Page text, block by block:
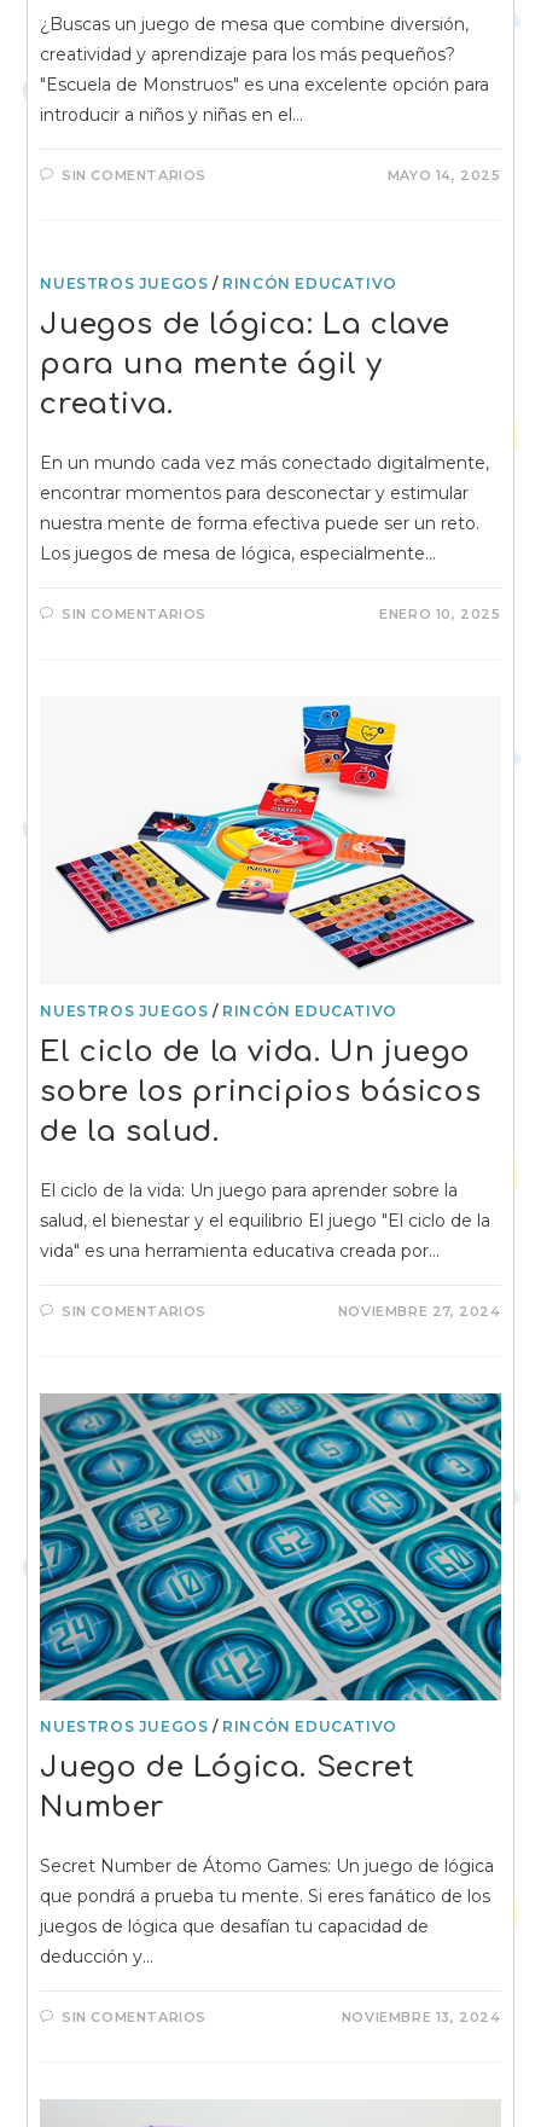
¿Buscas un juego de mesa que combine diversión,
creatividad y aprendizaje para los más pequeños?
"Escuela de Monstruos" es una excelente opción para
introducir a niños y niñas en el…
SIN COMENTARIOS MAYO 14, 2025
NUESTROS JUEGOS / RINCÓN EDUCATIVO
Juegos de lógica: La clave
para una mente ágil y
creativa.
En un mundo cada vez más conectado digitalmente,
encontrar momentos para desconectar y estimular
nuestra mente de forma efectiva puede ser un reto.
Los juegos de mesa de lógica, especialmente…
SIN COMENTARIOS ENERO 10, 2025
NUESTROS JUEGOS / RINCÓN EDUCATIVO
El ciclo de la vida. Un juego
sobre los principios básicos
de la salud.
El ciclo de la vida: Un juego para aprender sobre la
salud, el bienestar y el equilibrio El juego "El ciclo de la
vida" es una herramienta educativa creada por…
SIN COMENTARIOS NOVIEMBRE 27, 2024
NUESTROS JUEGOS / RINCÓN EDUCATIVO
Juego de Lógica. Secret
Number
Secret Number de Átomo Games: Un juego de lógica
que pondrá a prueba tu mente. Si eres fanático de los
juegos de lógica que desafían tu capacidad de
deducción y…
SIN COMENTARIOS NOVIEMBRE 13, 2024